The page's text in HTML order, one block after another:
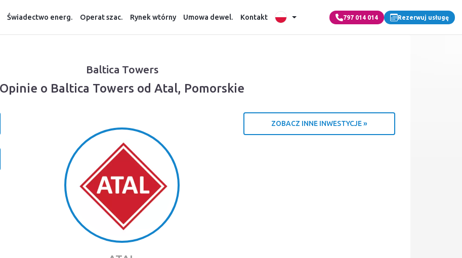
Świadectwo energ. Operat szac. Rynek wtórny Umowa dewel. Kontakt 797 014 014 Rezerwuj usługę
Baltica Towers
Opinie o Baltica Towers od Atal, Pomorskie
ZOBACZ INNE INWESTYCJE »